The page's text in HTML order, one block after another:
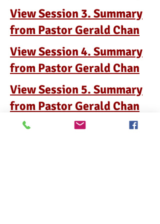
View Session 3. Summary
from Pastor Gerald Chan
View Session 4. Summary
from Pastor Gerald Chan
View Session 5. Summary
from Pastor Gerald Chan
View Session 6. Summary